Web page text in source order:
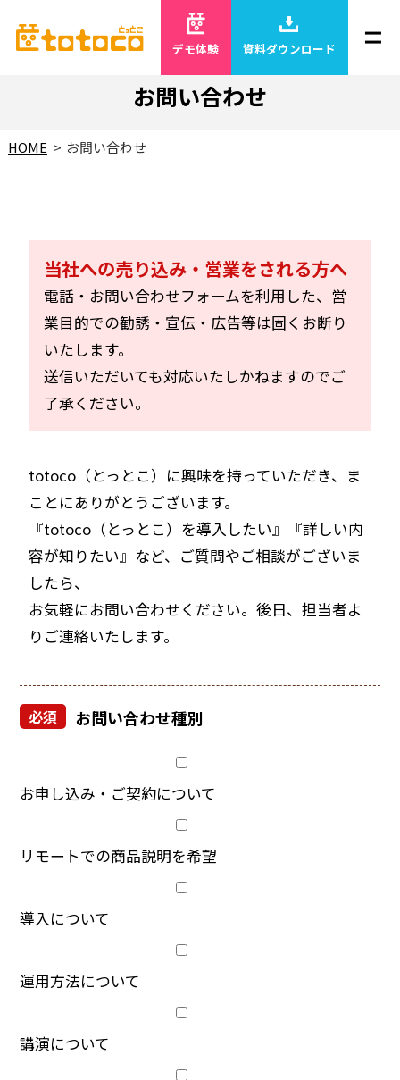
デモ体験 資料ダウンロード
お問い合わせ
HOME お問い合わせ
当社への売り込み・営業をされる方へ
電話・お問い合わせフォームを利用した、営
業目的での勧誘・宣伝・広告等は固くお断り
いたします。
送信いただいても対応いたしかねますのでご
了承ください。
totoco（とっとこ）に興味を持っていただき、ま
ことにありがとうございます。
『totoco（とっとこ）を導入したい』『詳しい内
容が知りたい』など、ご質問やご相談がございま
したら、
お気軽にお問い合わせください。後日、担当者よ
りご連絡いたします。
お問い合わせ種別
必須
お申し込み・ご契約について
リモートでの商品説明を希望
導入について
運用方法について
講演について